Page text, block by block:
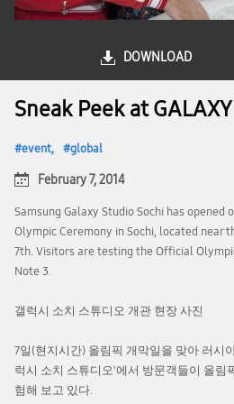
DOWNLOAD
Sneak Peek at
event global
February 7, 2014
Samsung Galaxy Studio Sochi has opened
Olympic Ceremony in Sochi, located near
7th. Visitors are testing the Official
Note 3.
갤럭시 소치 스튜디오 개관 현장 사진
7일(현지시간) 올림픽 개막일을 맞아 러시
럭시 소치 스튜디오'에서 방문객들이 올림
험해 보고 있다.